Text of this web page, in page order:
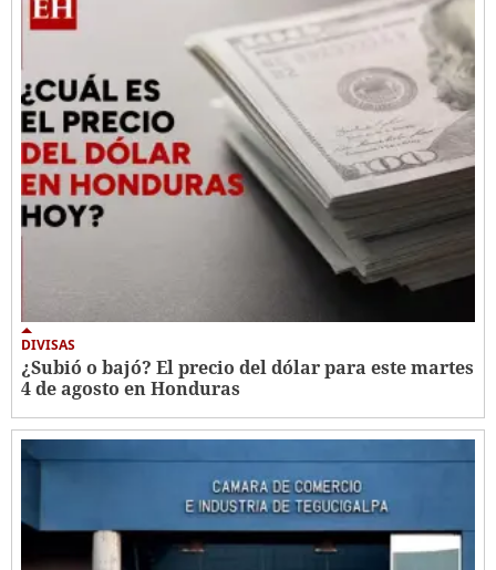
DIVISAS
¿Subió o bajó? El precio del dólar para este martes
4 de agosto en Honduras